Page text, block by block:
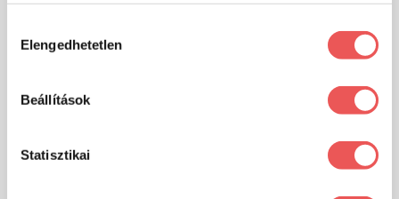
kiválasztása
Elengedhetetlen
Beállítások
Statisztikai